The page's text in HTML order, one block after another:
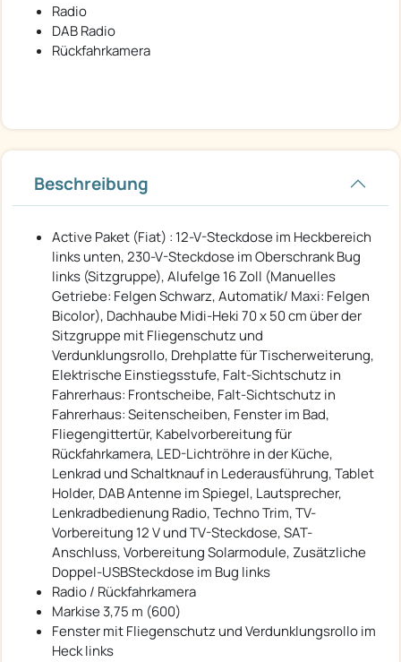
Radio
DAB Radio
Rückfahrkamera
Beschreibung
Active Paket (Fiat) : 12-V-Steckdose im Heckbereich
links unten, 230-V-Steckdose im Oberschrank Bug
links (Sitzgruppe), Alufelge 16 Zoll (Manuelles
Getriebe: Felgen Schwarz, Automatik/ Maxi: Felgen
Bicolor), Dachhaube Midi-Heki 70 x 50 cm über der
Sitzgruppe mit Fliegenschutz und
Verdunklungsrollo, Drehplatte für Tischerweiterung,
Elektrische Einstiegsstufe, Falt-Sichtschutz in
Fahrerhaus: Frontscheibe, Falt-Sichtschutz in
Fahrerhaus: Seitenscheiben, Fenster im Bad,
Fliegengittertür, Kabelvorbereitung für
Rückfahrkamera, LED-Lichtröhre in der Küche,
Lenkrad und Schaltknauf in Lederausführung, Tablet
Holder, DAB Antenne im Spiegel, Lautsprecher,
Lenkradbedienung Radio, Techno Trim, TV-
Vorbereitung 12 V und TV-Steckdose, SAT-
Anschluss, Vorbereitung Solarmodule, Zusätzliche
Doppel-USBSteckdose im Bug links
Radio / Rückfahrkamera
Markise 3,75 m (600)
Fenster mit Fliegenschutz und Verdunklungsrollo im
Heck links